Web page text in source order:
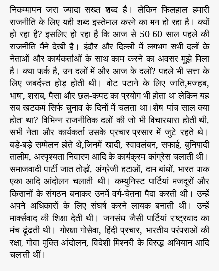
दी
स
मा
चा
र
प
त्र
r
i
e
s
s
t
a
u
t
h
o
s
d
a
t
e
ज
नी
ति
का
नि
क
म्मा
प
न
निकम्मापन जरा ज्यादा सख्त शब्द है। लेकिन फिलहाल हमारी
राजनीति के लिए यही शब्द इस्तेमाल करने का मन हो रहा है। क्यों
हो रहा है? इसलिए हो रहा है कि आज से 50-60 साल पहले की
राजनीति मैंने देखी है। इंदौर और दिल्ली में लगभग सभी दलों के
नेताओं और कार्यकर्ताओं के साथ काम करने का अवसर मुझे मिला
है। क्या फर्क है, उन दलों में और आज के दलों? पहले भी सत्ता के
लिए जबर्दस्त होड़ होती थी। वोट पटाने के लिए जाति,मजहब,
भाषा, शराब, पैसा और छल-कपट का प्रयोग भी होता था लेकिन यह
सब खटकर्म सिर्फ चुनाव के दिनों में चलता था।शेष पांच साल क्या
होता था? विभिन्न राजनीतिक दलों की जो भी विचारधारा होती थी,
सभी नेता और कार्यकर्ता उसके प्रचार-प्रसार में जुटे रहते थे।
बड़े-बड़े सम्मेलन होते थे,जिनमें खादी, स्वावलंबन, सफाई, बुनियादी
तालीम, अस्पृश्यता निवारण आदि के कार्यक्रम कांग्रेस चलाती थी।
समाजवादी पार्टी जात तोड़ों, अंग्रेजी हटाओं, दाम बांधों, भारत-पाक
एका आदि आंदोलन चलाती थी। कम्युनिस्ट पार्टियां मजदूरों और
किसानों के संगठन बनाकर उनमें वर्ग-चेतना पैदा करती थी। उन्हें
अपने अधिकारों के लिए संघर्ष करने लायक बनाती थी। उन्हें
मार्क्सवाद की शिक्षा देती थी। जनसंघ जैसी पार्टियां राष्ट्रवाद का
मंच ढूंढती थी। गोरक्षा-गोसेवा, हिंदी-प्रचार, भारतीय परंपराओं की
रक्षा, गोवा मुक्ति आंदोलन, विदेशी मिश्नरी के विरुद्ध अभियान आदि
चलाती थीं।